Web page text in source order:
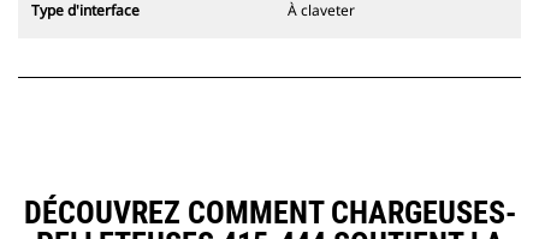
Type d'interface À claveter
DÉCOUVREZ COMMENT CHARGEUSES-